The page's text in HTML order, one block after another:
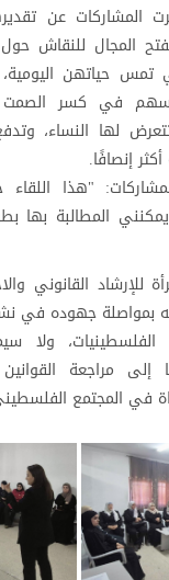
المشاركات عن
المجال للنقاش حول
تمس حياتهن
في كسر الصمت
لها النساء،
إنصافًا.
"هذا
المطالبة بها
للإرشاد القانوني
بمواصلة جهوده في
الفلسطينيات، ولا
إلى مراجعة القوانين
في المجتمع